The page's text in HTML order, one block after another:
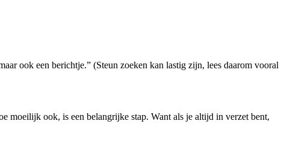
ook een berichtje.” (Steun zoeken kan lastig zijn, lees daarom vooral
moeilijk ook, is een belangrijke stap. Want als je altijd in verzet bent,